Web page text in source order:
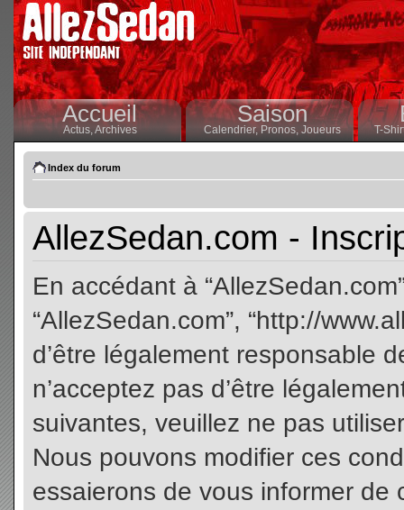
Accueil
Actus,Archives
Saison
Calendrier,Pronos, Joueurs T-
Index du forum
AllezSedan.com -
En accédant à
“AllezSedan.com”, “http://
d’être légalement responsable
n’acceptez pas d’être
suivantes, veuillez ne pas
Nous pouvons modifier ces
essaierons de vous informer